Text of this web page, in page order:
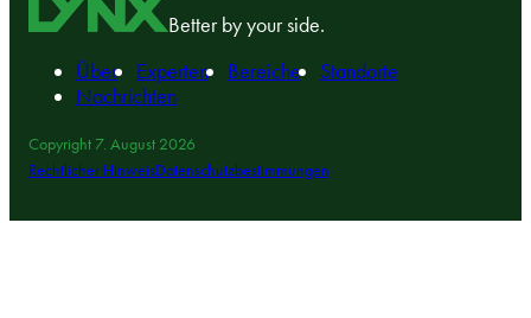
Better by your side.
Über
Experten Bereiche
Standorte
Nachrichten
Copyright 7. August 2026
Rechtlicher HinweisDatenschutzbestimmungen